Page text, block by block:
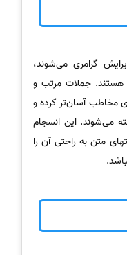
گرامری می‌شوند،
هستند. جملات مرتب و
مخاطب آسان‌تر کرده و
می‌شوند. این انسجام
متن به راحتی آن را